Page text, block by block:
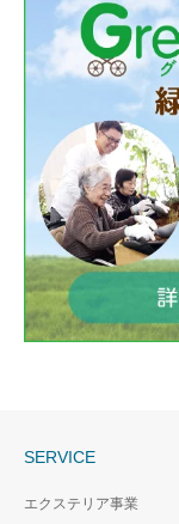
SERVICE
エクステリア事業